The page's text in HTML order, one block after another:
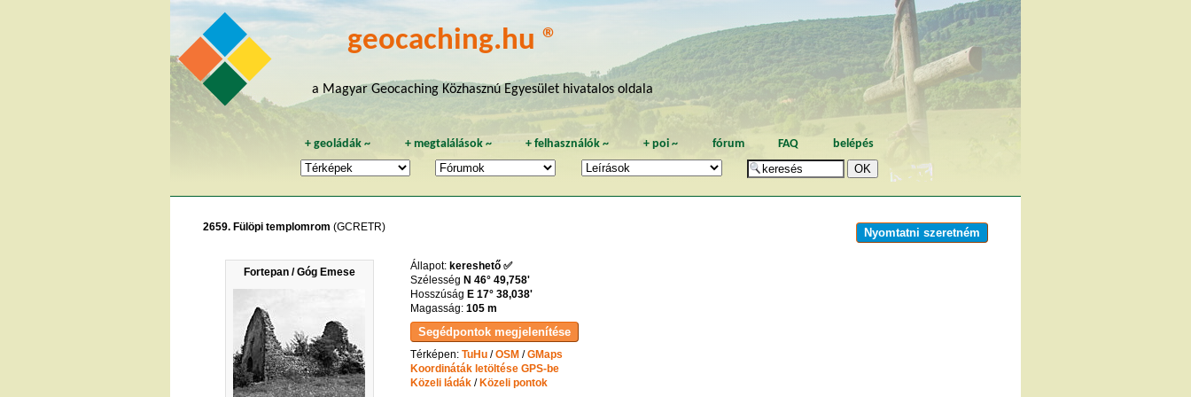
geocaching.hu ®
a Magyar Geocaching Közhasznú Egyesület hivatalos oldala
+geoládák ~ + megtalálások~ +felhasználók ~ + poi~ fórum FAQ belépés
2659. Fülöpi templomrom (GCRETR) Nyomtatni szeretném
Fortepan / Góg Emese Állapot: kereshető ✅
Szélesség N 46° 49,758'
Hosszúság E 17° 38,038'
Magasság: 105 m
Térképen: TuHu/OSM/GMaps
Koordináták letöltése GPS-be
Közeli ládák/Közeli pontok